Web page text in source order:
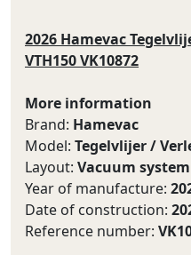
2026 Hamevac
VTH150 VK10872
More information
Brand: Hamevac
Model: Tegelvlijer /
Layout: Vacuum system
Year of manufacture:
Date of construction:
Reference number: